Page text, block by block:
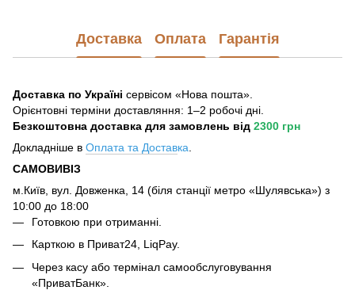
Доставка Оплата Гарантія
Доставка по Україні сервісом «Нова пошта».
Орієнтовні терміни доставляння: 1–2 робочі дні.
Безкоштовна доставка для замовлень від 2300 грн
Докладніше в Оплата та Доставка
САМОВИВІЗ
м.Київ, вул. Довженка, 14 (біля станції метро «Шулявська») з
10:00 до 18:00
Готовкою при отриманні.
Карткою в Приват24, LiqPay.
Через касу або термінал самообслуговування
«ПриватБанк».